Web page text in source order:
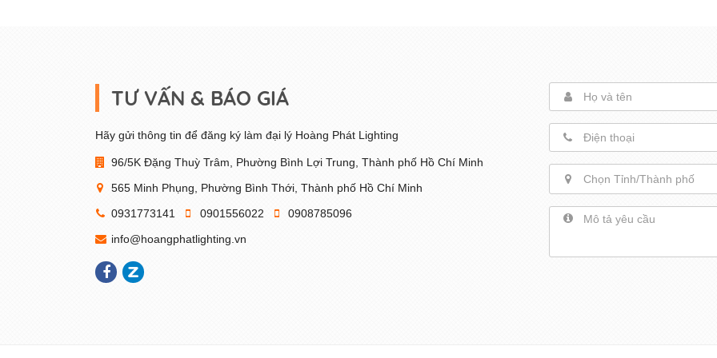
TƯ VẤN & BÁO GIÁ
Hãy gửi thông tin để đăng ký làm đại lý Hoàng Phát Lighting
96/5K Đặng Thuỳ Trâm, Phường Bình Lợi Trung, Thành phố Hồ Chí Minh
565 Minh Phụng, Phường Bình Thới, Thành phố Hồ Chí Minh
0931773141
0901556022
0908785096
info@hoangphatlighting.vn
Chọn Tỉnh/Thành phố